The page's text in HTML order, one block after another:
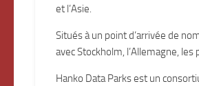
et l’Asie.
Situés à un point d’arrivée de
avec Stockholm, l’Allemagne, les
Hanko Data Parks est un